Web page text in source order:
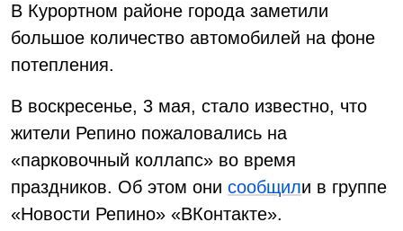
В Курортном районе города заметили
большое количество автомобилей на фоне
потепления.
В воскресенье, 3 мая, стало известно, что
жители Репино пожаловались на
«парковочный коллапс» во время
праздников. Об этом они сообщили в группе
«Новости Репино» «ВКонтакте».